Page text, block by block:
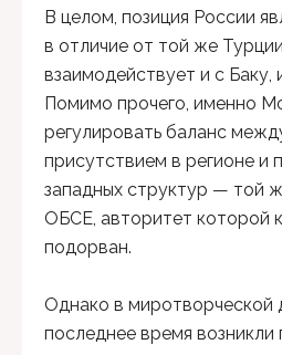
В целом, позиция России
в отличие от той же
взаимодействует и с Баку,
Помимо прочего, именно
регулировать баланс
присутствием в регионе и
западных структур — той
ОБСЕ, авторитет которой
подорван.
Однако в миротворческой
последнее время возникли